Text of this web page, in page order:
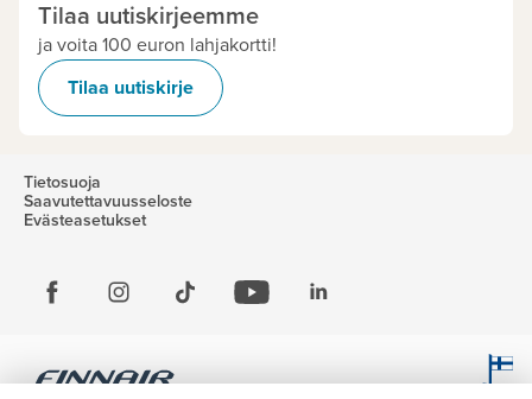
Tilaa uutiskirjeemme
ja voita 100 euron lahjakortti!
Tilaa uutiskirje
Tietosuoja
Saavutettavuusseloste
Evästeasetukset